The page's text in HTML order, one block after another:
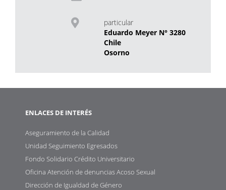
particular
Eduardo Meyer N° 3280
Chile
Osorno
ENLACES DE INTERÉS
Aseguramiento de la Calidad
Unidad Seguimiento Egresados
Fondo Solidario Crédito Universitario
Oficina Atención de denuncias Acoso Sexual
Dirección de Igualdad de Género